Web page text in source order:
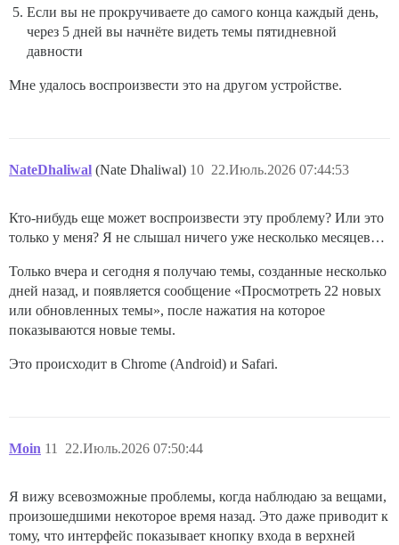
Если вы не прокручиваете до самого конца каждый день,
через 5 дней вы начнёте видеть темы пятидневной
давности
Мне удалось воспроизвести это на другом устройстве.
NateDhaliwal (Nate Dhaliwal) 22.Июль.2026 07:44:53
10
Кто-нибудь еще может воспроизвести эту проблему? Или это
только у меня? Я не слышал ничего уже несколько месяцев…
Только вчера и сегодня я получаю темы, созданные несколько
дней назад, и появляется сообщение «Просмотреть 22 новых
или обновленных темы», после нажатия на которое
показываются новые темы.
Это происходит в Chrome (Android) и Safari.
Moin 22.Июль.2026 07:50:44
11
Я вижу всевозможные проблемы, когда наблюдаю за вещами,
произошедшими некоторое время назад. Это даже приводит к
тому, что интерфейс показывает кнопку входа в верхней